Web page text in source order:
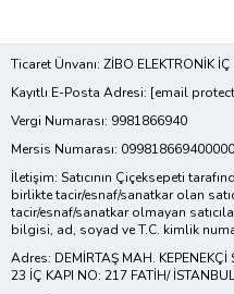
Ticaret Ünvanı: ZİBO ELEKTRONİK
Kayıtlı E-Posta Adresi: [email
Vergi Numarası: 9981866940
Mersis Numarası:
İletişim: Satıcının Çiçeksepeti
birlikte tacir/esnaf/sanatkar olan
tacir/esnaf/sanatkar olmayan
bilgisi, ad, soyad ve T.C. kimlik
Adres: DEMİRTAŞ MAH.
23 İÇ KAPI NO: 217 FATİH/